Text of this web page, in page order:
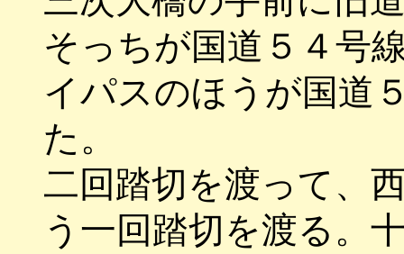
そっちが国道５４号
イパスのほうが国道
た。
二回踏切を渡って、
う一回踏切を渡る。